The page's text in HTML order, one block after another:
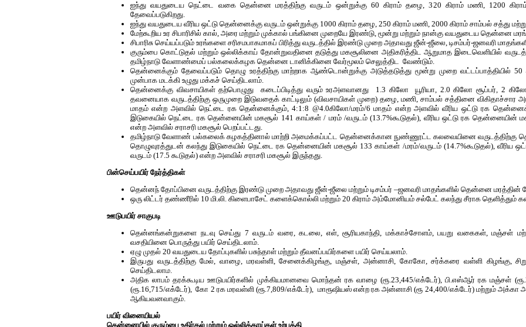
ஐந்து வயதுடைய நெட்டை வகை தென்னை மரத்திற்கு வருடம் ஒன்றுக்கு 60 கிராம் தழை, 320 கிராம் மணி, 1200
தேவைப்படுகிறது.
ஐந்து வயதுடைய வீரிய ஒட்டு தென்னைக்கு வருடம் ஒன்றுக்கு 1000 கிராம் தழை, 250 கிராம் மணி, 2000 கிராம் சாம்பல் சத்து
மேற்கூறிய உர சிபாரிசில் கால், அரை மற்றும் முக்கால் பங்கினை முறையே இரண்டு, மூன்று மற்றும் நான்கு வயதுடைய தென்னை
சிபாரிசு செய்யப்படும் உரங்களை சரிசமபாகமாகப் பிரித்து வருடத்தில் இரண்டு முறை அதாவது ஜீன்-ஜீலை, டிசம்பர்-ஜனவரி
குரும்பை கொட்டுதல் மற்றும் ஒல்லிக்காய் தோன்றுவதினை தடுத்து மகசூலினை அதிகரித்திட ஆறுமாத இடைவெளியில்
தமிழ்நாடு வேளாண்மைப் பல்கலைக்கழக தென்னை டானிக்கினை வேர்மூலம் செலுத்திட வேண்டும்.
தென்னைக்கும் தேவைப்படும் தொழு உரத்திற்கு மாற்றாக ஆண்டொன்றுக்கு அடுத்தடுத்து மூன்று முறை வட்டப்பாத்தியில் 50
முன்பாக மடக்கி உழுது மக்கச் செய்திடலாம்.
தென்னைக்கு விவசாயிகள் தற்பொழுது கடைப்பிடித்து வரும் உரஅளவானது 1.3 கிலோ யூரியா, 2.0 கிலோ சூப்பர், 2
தவனையாக வருடத்திற்கு ஒருமுறை இடுவதைக் காட்டிலும் (விவசாயிகள் முறை) தழை, மணி, சாம்பல் சத்தினை விகிதாச்சார
மாதம் என்ற அளவில் நெட்டை ரக தென்னைக்கும், 4:1:8 @4.0கிலோ/மரம்/6 மாதம் என்ற அளவில் வீரிய ஒட்டு ரக
இடுகையில் நெட்டை ரக தென்னையின் மகசூல் 141 காய்கள் / மரம் /வருடம் (13.7%கூடுதல்), வீரிய ஒட்டு ரக தென்னையின்
என்ற அளவில் சராசரி மகசூல் பெறப்பட்டது.
தமிழ்நாடு வேளாண் பல்கலைக் கழகத்தினால் மாற்றி அமைக்கப்பட்ட தென்னைக்கான நுண்ணூட்ட கலவையினை வருடத்திற்கு
தொழுவுரத்துடன் கலந்து இடுகையில் நெட்டை ரக தென்னையின் மகசூல் 133 காய்கள் /மரம்/வருடம் (14.7%கூடுதல்), வீரிய
வருடம் (17.5 கூடுதல்) என்ற அளவில் சராசரி மகசூல் இருந்தது.
பின்செய்பயிர் நேர்த்திகள்
தென்னந் தோப்பினை வருடத்திற்கு இரண்டு முறை அதாவது ஜீன்-ஜீலை மற்றும் டிசம்பர் –ஜனவரி மாதங்களில் தென்னை
ஒரு லிட்டர் தண்ணீரில் 10 மி.லி. கிளைபாசேட் களைக்கொல்லி மற்றும் 20 கிராம் அம்மோனியம் சல்பேட் கலந்து சீராக தெளித்தும்
ஊடுபயிர் சாகுபடி
தென்னங்கன்றுகளை நடவு செய்து 7 வருடம் வரை, கடலை, எள், சூரியகாந்தி, மக்காச்சோளம், பயறு வகைகள், மஞ்சள்
வசதியினை பொருத்து பயிர் செய்திடலாம்.
ஏழு முதல் 20 வயதுடைய தோப்புகளில் பசுந்தாள் மற்றும் தீவனப்பயிர்களை பயிர் செய்யலாம்.
இருபது வருடத்திற்கு மேல், வாழை, மரவள்ளி, சேனைக்கிழங்கு, மஞ்சள், அன்னாசி, கோகோ, சர்க்கரை வள்ளி கிழங்கு,
செய்திடலாம.
அதிக லாபம் தரக்கூடிய ஊடுபயிர்களில் முக்கியமானவை மொந்தன் ரக வாழை (ரூ.23,445/எக்டேர்), பி.எஸ்ஆர் ரக மஞ்சள்
(ரூ.16,715/எக்டேர்), கோ 2 ரக மரவள்ளி (ரூ.7,809/எக்டேர்), மாரூஷியஸ் என்ற ரக அன்னாசி (ரூ 24,400/எக்டேர்) மற்றும்
ஆகியவனவாகும்.
பயிர் வினையியல்
தென்னையில் குரும்பை உதிர்தல் மற்றும் ஒல்லிக்காய்கள் உற்பத்தி